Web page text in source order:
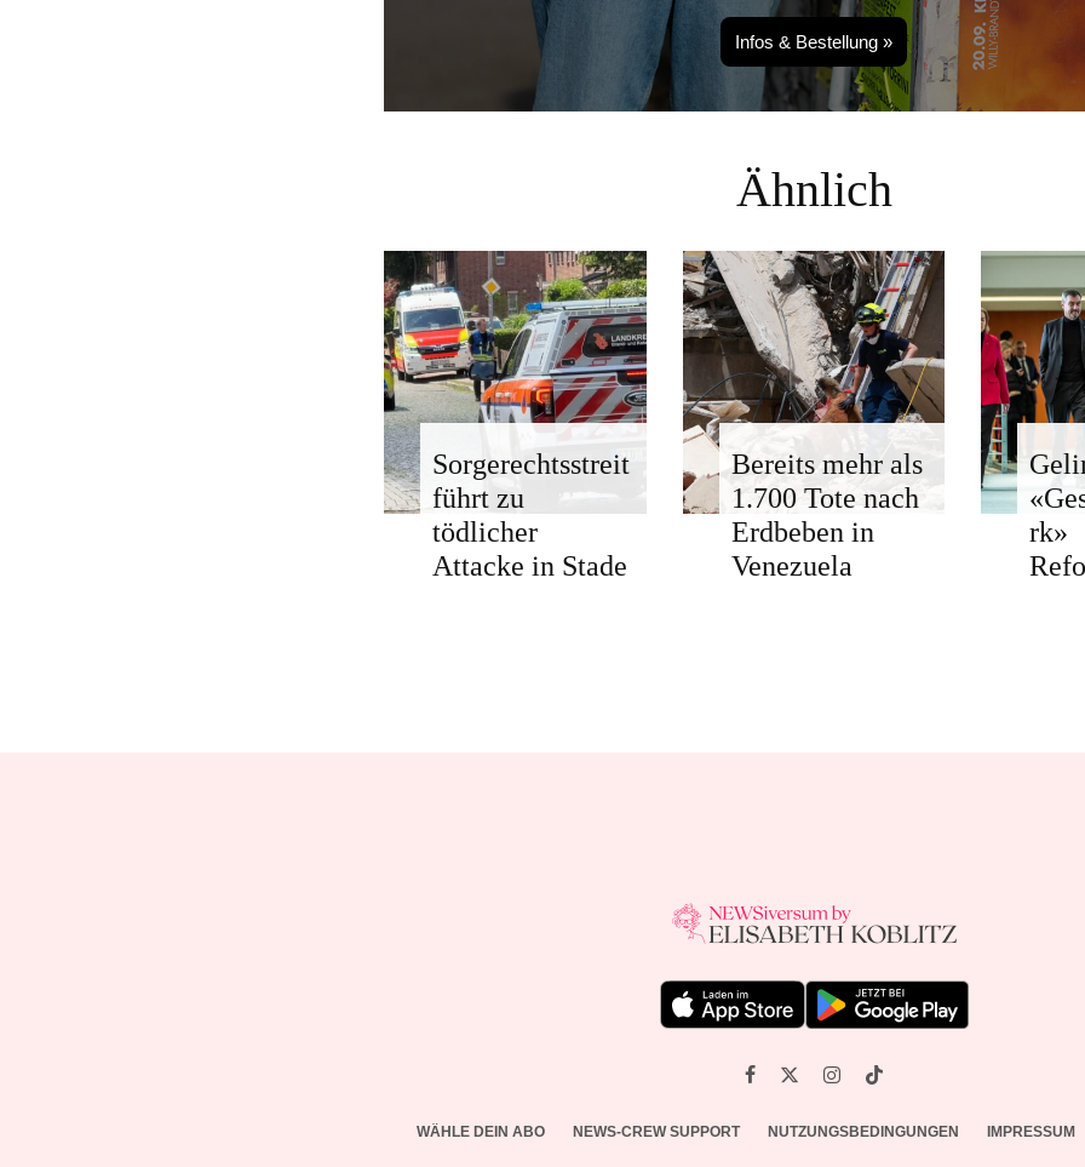
Infos & Bestellung »
Ähnlich
Sorgerechtsstreit
führt zu
tödlicher
Attacke in Stade
Bereits mehr als
1.700 Tote nach
Erdbeben in
Venezuela
rk»
WÄHLE DEIN ABO NEWS-CREW SUPPORT NUTZUNGSBEDINGUNGEN IMPRESSUM